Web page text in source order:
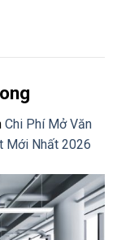
Chi Phí Mở Văn
Mới Nhất 2026